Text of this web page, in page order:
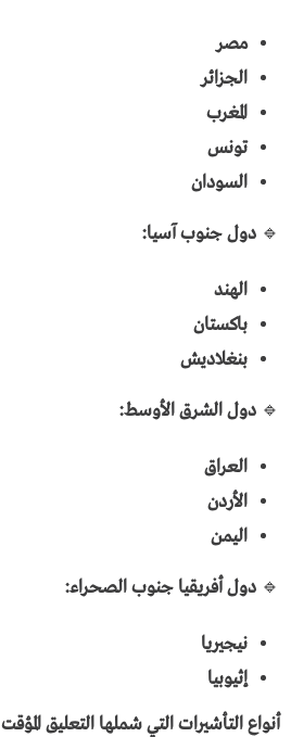
مصر
الجزائر
المغرب
تونس
السودان
🔹 دول جنوب آسيا:
الهند
باكستان
بنغلاديش
🔹 دول الشرق الأوسط:
العراق
الأردن
اليمن
🔹 دول أفريقيا جنوب الصحراء:
نيجيريا
إثيوبيا
أنواع التأشيرات التي شملها التعليق المؤقت